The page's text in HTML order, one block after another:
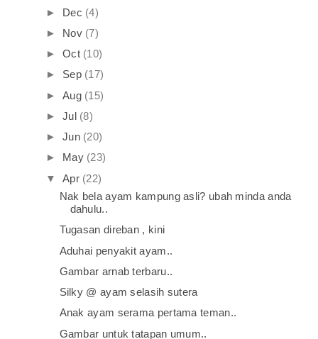
► Dec (4)
► Nov (7)
► Oct (10)
► Sep (17)
► Aug (15)
► Jul (8)
► Jun (20)
► May (23)
▼ Apr (22)
Nak bela ayam kampung asli? ubah minda anda
dahulu..
Tugasan direban , kini
Aduhai penyakit ayam..
Gambar arnab terbaru..
Silky @ ayam selasih sutera
Anak ayam serama pertama teman..
Gambar untuk tatapan umum..